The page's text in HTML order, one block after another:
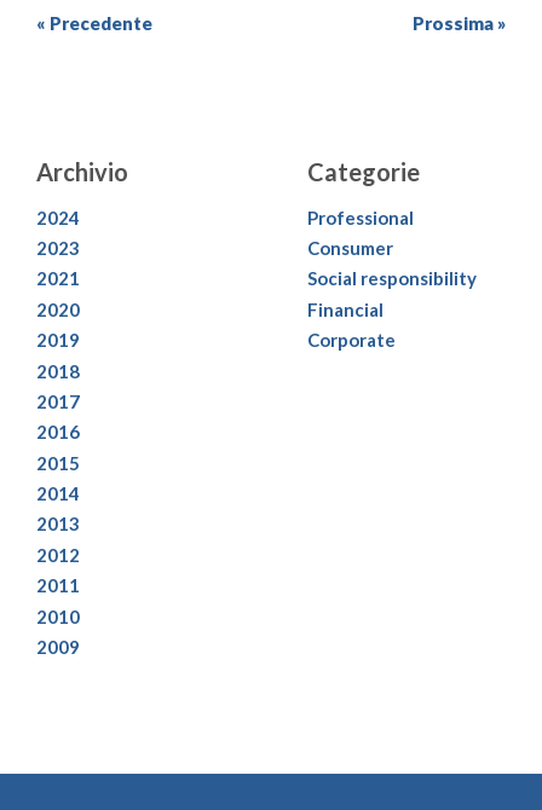
« Precedente Prossima »
Archivio
2024
2023
2021
2020
2019
2018
2017
2016
2015
2014
2013
2012
2011
2010
2009
Categorie
Professional
Consumer
Social responsibility
Financial
Corporate